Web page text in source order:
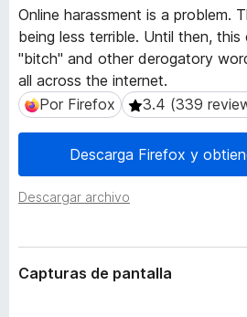
e
c
o
p
l
m
o
Online harassment is a problem.
being less terrible. Until then, this
"bitch" and other derogatory
all across the internet.
Por Firefox
Por Firefox 3.4 (339
3.4 (339
Descarga Firefox y
Descargar archivo
t
a
d
e
l
a
e
t
e
i
ó
Capturas de pantalla